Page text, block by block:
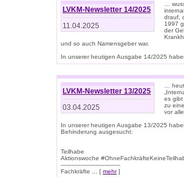
LVKM-Newsletter 14/2025
11.04.2025
…
drauf,
1997
der
und so auch Namensgeber war.
In unserer heutigen Ausgabe 14/2025
LVKM-Newsletter 13/2025
03.04.2025
…
es gibt
zu
vor
In unserer heutigen Ausgabe 13/2025
Behinderung ausgesucht:
Teilhabe
Aktionswoche
---------------------------------
Fachkräfte ... [ mehr]